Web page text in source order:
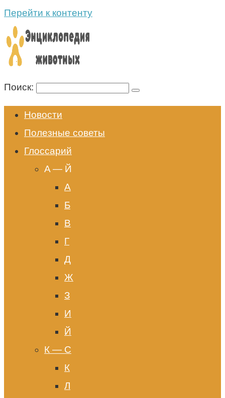
Перейти к контенту
Поиск:
Новости
Полезные советы
Глоссарий
A — Й
А
Б
В
Г
Д
Ж
З
И
Й
К — С
К
Л